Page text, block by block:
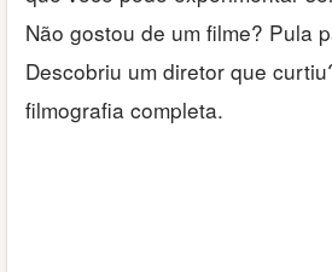
Não gostou de um filme? Pula
Descobriu um diretor que
filmografia completa.